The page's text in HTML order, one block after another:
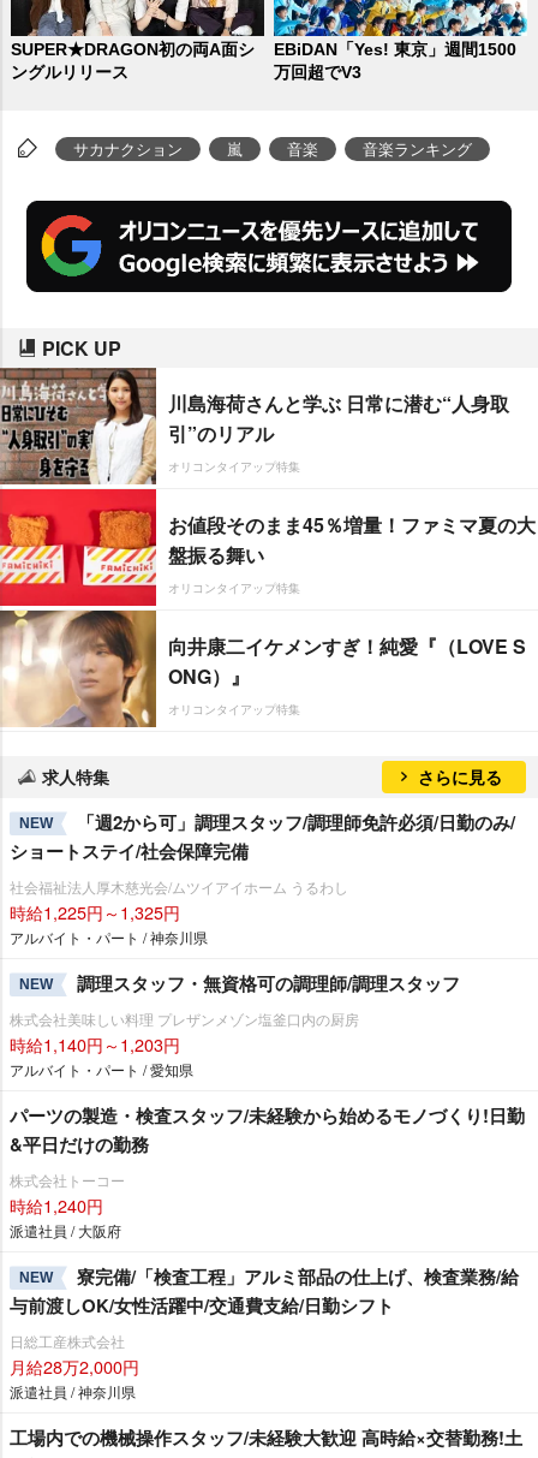
SUPER★DRAGON初の両A面シ
ングルリリース
EBiDAN「Yes! 東京」週間1500
万回超でV3
サカナクション 嵐 音楽 音楽ランキング
PICK UP
川島海荷さんと学ぶ 日常に潜む“人身取
引”のリアル
オリコンタイアップ特集
お値段そのまま45％増量！ファミマ夏の大
盤振る舞い
オリコンタイアップ特集
向井康二イケメンすぎ！純愛『（LOVE S
ONG）』
オリコンタイアップ特集
求人特集 さらに見る
NEW
「週2から可」調理スタッフ/調理師免許必須/日勤のみ/
ショートステイ/社会保障完備
社会福祉法人厚木慈光会/ムツイアイホーム うるわし
時給1,225円～1,325円
アルバイト・パート / 神奈川県
NEW 調理スタッフ・無資格可の調理師/調理スタッフ
株式会社美味しい料理 プレザンメゾン塩釜口内の厨房
時給1,140円～1,203円
アルバイト・パート / 愛知県
パーツの製造・検査スタッフ/未経験から始めるモノづくり!日勤
&平日だけの勤務
株式会社トーコー
時給1,240円
派遣社員 / 大阪府
NEW
寮完備/「検査工程」アルミ部品の仕上げ、検査業務/給
与前渡しOK/女性活躍中/交通費支給/日勤シフト
日総工産株式会社
月給28万2,000円
派遣社員 / 神奈川県
工場内での機械操作スタッフ/未経験大歓迎 高時給×交替勤務!土